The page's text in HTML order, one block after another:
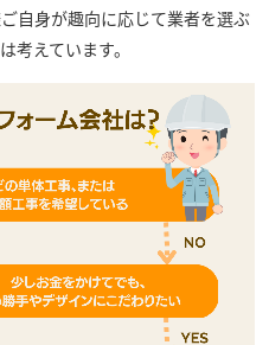
自身が趣向に応じて業者を選ぶ
考えています。